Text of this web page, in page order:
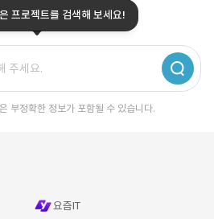
프로젝트를 검색해 보세요!
부정확한 정보가 포함될 수 있습니다.
요즘IT